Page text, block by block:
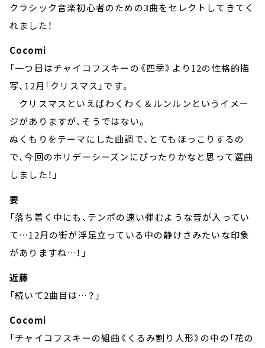
クラシック音楽初心者のための3曲をセレクトしてきてく
れました！
Cocomi
「一つ目はチャイコフスキーの《四季》より12の性格的描
写、12月「クリスマス」です。
クリスマスといえばわくわく＆ルンルンというイメー
ジがありますが、そうではない。
ぬくもりをテーマにした曲調で、とてもほっこりするの
で、今回のホリデーシーズンにぴったりかなと思って選曲
しました！」
要
「落ち着く中にも、テンポの速い弾むような音が入ってい
て…12月の街が浮足立っている中の静けさみたいな印象
がありますね…！」
近藤
「続いて2曲目は…？」
Cocomi
「チャイコフスキーの組曲《くるみ割り人形》の中の「花の